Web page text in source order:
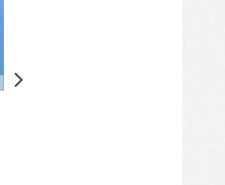
DU BIST AM ZUG – kunstwissenschaftliche